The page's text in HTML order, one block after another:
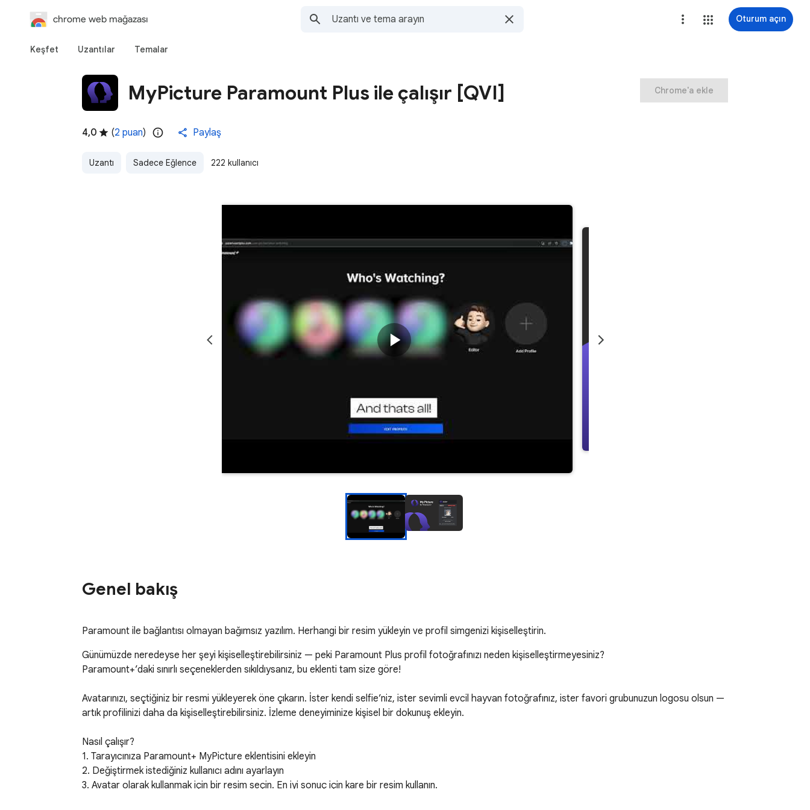
chrome web mağazası Oturum açın
Keşfet Uzantılar Temalar
MyPicture Paramount Plus ile çalışır [QVI]
4,0 (2 puan) Paylaş
Uzantı Sadece Eğlence 222 kullanıcı
Chrome'a ekle
Genel bakış
Paramount ile bağlantısı olmayan bağımsız yazılım. Herhangi bir resim yükleyin ve profil simgenizi kişiselleştirin.
Günümüzde neredeyse her şeyi kişiselleştirebilirsiniz — peki Paramount Plus profil fotoğrafınızı neden kişiselleştirmeyesiniz?
Paramount+’daki sınırlı seçeneklerden sıkıldıysanız, bu eklenti tam size göre!
Avatarınızı, seçtiğiniz bir resmi yükleyerek öne çıkarın. İster kendi selfie’niz, ister sevimli evcil hayvan fotoğrafınız, ister favori grubunuzun logosu olsun —
artık profilinizi daha da kişiselleştirebilirsiniz. İzleme deneyiminize kişisel bir dokunuş ekleyin.
Nasıl çalışır?
1. Tarayıcınıza Paramount+ MyPicture eklentisini ekleyin
2. Değiştirmek istediğiniz kullanıcı adını ayarlayın
3. Avatar olarak kullanmak için bir resim seçin. En iyi sonuç için kare bir resim kullanın.